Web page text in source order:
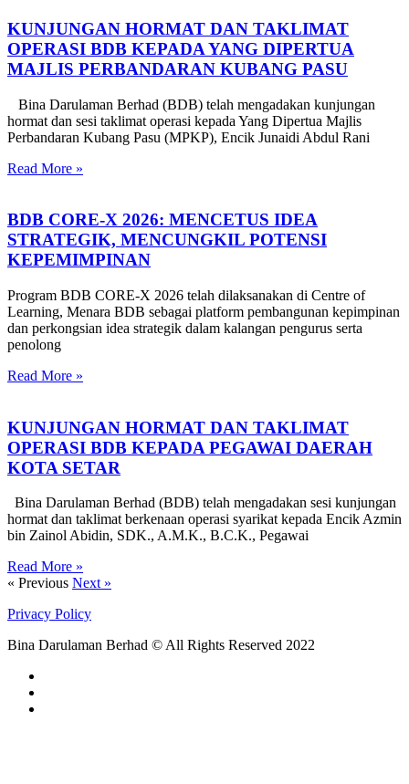
KUNJUNGAN HORMAT DAN TAKLIMAT
OPERASI BDB KEPADA YANG DIPERTUA
MAJLIS PERBANDARAN KUBANG PASU
Bina Darulaman Berhad (BDB) telah mengadakan kunjungan
hormat dan sesi taklimat operasi kepada Yang Dipertua Majlis
Perbandaran Kubang Pasu (MPKP), Encik Junaidi Abdul Rani
Read More »
BDB CORE-X 2026: MENCETUS IDEA
STRATEGIK, MENCUNGKIL POTENSI
KEPEMIMPINAN
Program BDB CORE-X 2026 telah dilaksanakan di Centre of
Learning, Menara BDB sebagai platform pembangunan kepimpinan
dan perkongsian idea strategik dalam kalangan pengurus serta
penolong
Read More »
KUNJUNGAN HORMAT DAN TAKLIMAT
OPERASI BDB KEPADA PEGAWAI DAERAH
KOTA SETAR
Bina Darulaman Berhad (BDB) telah mengadakan sesi kunjungan
hormat dan taklimat berkenaan operasi syarikat kepada Encik Azmin
bin Zainol Abidin, SDK., A.M.K., B.C.K., Pegawai
Read More »
« Previous Next »
Privacy Policy
Bina Darulaman Berhad © All Rights Reserved 2022